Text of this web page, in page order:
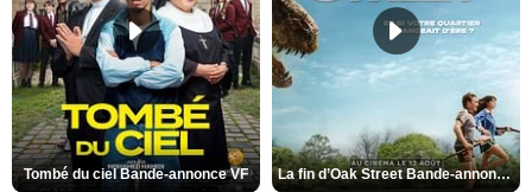
Tombé du ciel Bande-annonce VF La fin d’Oak Street Bande-annonce VO STFR